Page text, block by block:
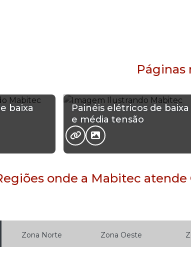
Páginas
baixa
Painéis elétricos de baixa
e média tensão
onde a Mabitec
Zona Norte Zona Oeste